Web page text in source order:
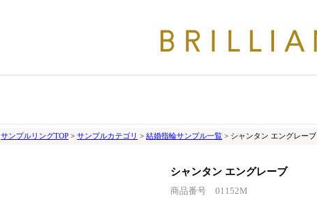
サンプルリングTOP > サンプルカテゴリ > 結婚指輪サンプル一覧 > シャンタン エングレーブ
シャンタン エングレーブ
商品番号 01152M